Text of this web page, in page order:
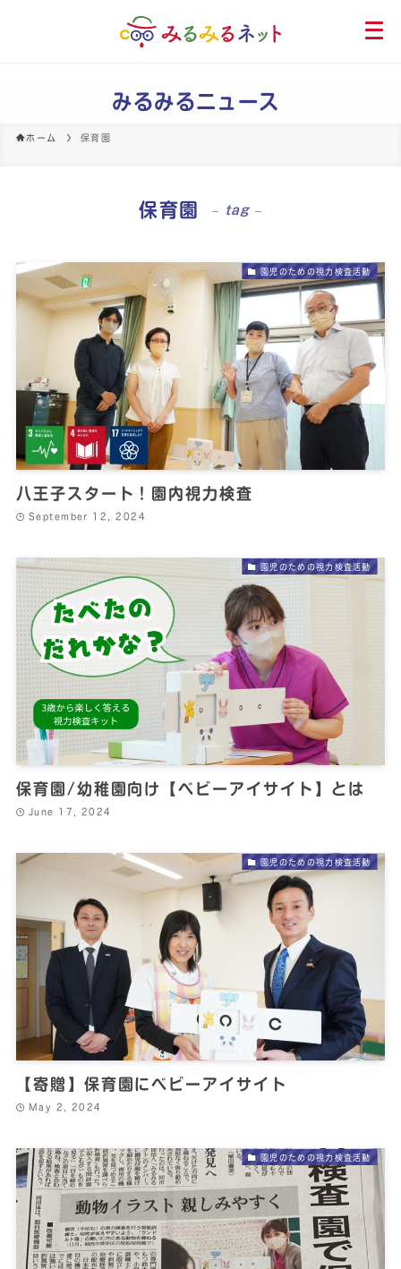
メ
ニ
みるみるニュース
ホーム 保育園
保育園 – tag –
園児のための視力検査活動
八王子スタート！園内視力検査
September 12, 2024
園児のための視力検査活動
保育園/幼稚園向け【ベビーアイサイト】とは
June 17, 2024
園児のための視力検査活動
【寄贈】保育園にベビーアイサイト
May 2, 2024
園児のための視力検査活動